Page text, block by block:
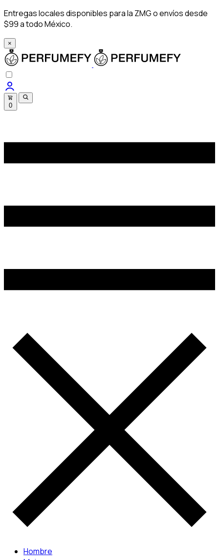
Entregas locales disponibles para la ZMG o envíos desde
$99 a todo México.
×
0
Hombre